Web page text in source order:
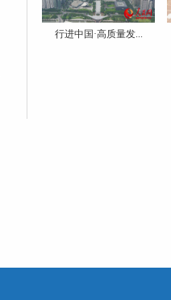
行进中国·高质量发...